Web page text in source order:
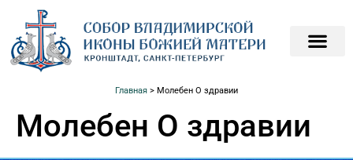
Главная > Молебен О здравии
Молебен О здравии